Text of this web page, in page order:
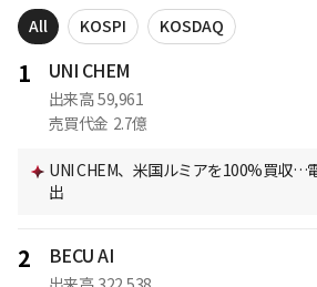
All KOSPI KOSDAQ
1 UNI CHEM
出来高 59,961
売買代金 2.7億
UNI CHEM、米国ルミアを100%買収…
出
2 BECU AI